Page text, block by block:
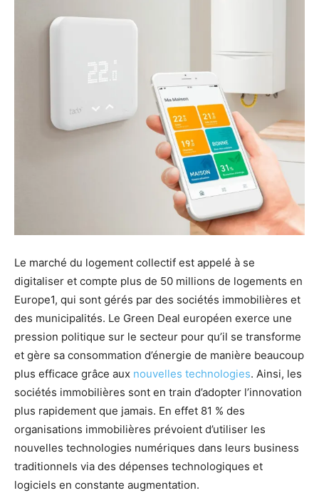
Le marché du logement collectif est appelé à se
digitaliser et compte plus de 50 millions de logements en
Europe1, qui sont gérés par des sociétés immobilières et
des municipalités. Le Green Deal européen exerce une
pression politique sur le secteur pour qu’il se transforme
et gère sa consommation d’énergie de manière beaucoup
plus efficace grâce aux nouvelles technologies. Ainsi, les
sociétés immobilières sont en train d’adopter l’innovation
plus rapidement que jamais. En effet 81 % des
organisations immobilières prévoient d’utiliser les
nouvelles technologies numériques dans leurs business
traditionnels via des dépenses technologiques et
logiciels en constante augmentation.